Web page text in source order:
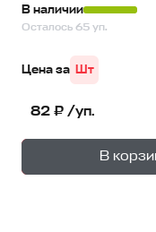
В наличии
Осталось 65 уп.
Цена за Шт
82 ₽ /уп.
В 1